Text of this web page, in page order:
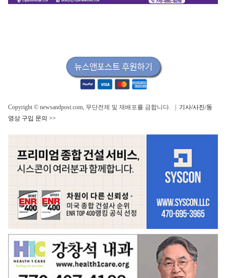
Copyright © newsandpost.com, 무단전제 및 재배포를 금합니다. | 기사/사진/동
영상 구입 문의 >>